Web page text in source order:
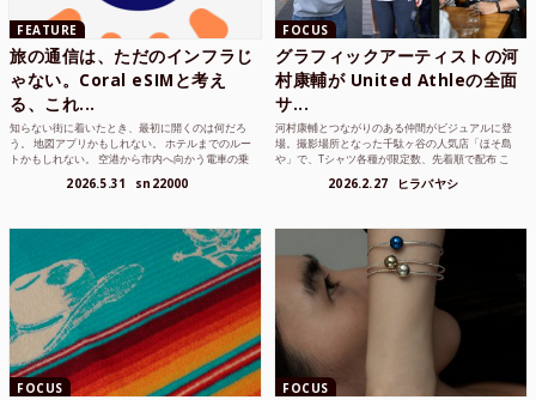
FEATURE
旅の通信は、ただのインフラじ
ゃない。Coral eSIMと考え
る、これ...
知らない街に着いたとき、最初に開くのは何だろ
う。 地図アプリかもしれない。 ホテルまでのルー
トかもしれない。 空港から市内へ向かう電車の乗
2026.5.31 sn22000
FOCUS
グラフィックアーティストの河
村康輔が United Athleの全面
サ...
河村康輔とつながりのある仲間がビジュアルに登
場。撮影場所となった千駄ヶ谷の人気店「ほそ島
や」で、Tシャツ各種が限定数、先着順で配布 こ
2026.2.27 ヒラバヤシ
FOCUS FOCUS